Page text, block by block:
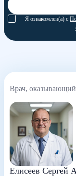
Я ознакомлен(а) с
Врач, оказывающий
Елисеев Сергей